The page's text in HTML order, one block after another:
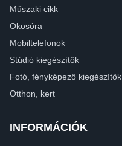
Műszaki cikk
Okosóra
Mobiltelefonok
Stúdió kiegészítők
Fotó, fényképező kiegészítők
Otthon, kert
INFORMÁCIÓK